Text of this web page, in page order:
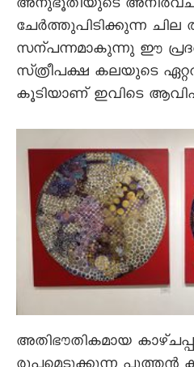
അനുഭൂതിയുടെ
ചേർത്തുപിടിക്കുന്ന ചില
സന്പന്നമാകുന്നു ഈ
സ്‌ത്രീപക്ഷ കലയുടെ
കൂടിയാണ്‌ ഇവിടെ
അതിഭൗതികമായ